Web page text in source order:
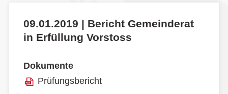
09.01.2019 | Bericht Gemeinderat
in Erfüllung Vorstoss
Dokumente
Prüfungsbericht